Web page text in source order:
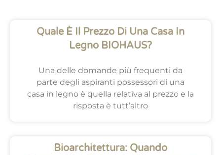
Quale È Il Prezzo Di Una Casa In
Legno BIOHAUS?
Una delle domande più frequenti da
parte degli aspiranti possessori di una
casa in legno è quella relativa al prezzo e la
risposta è tutt’altro
Bioarchitettura: Quando